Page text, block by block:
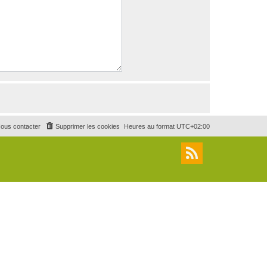
Heures au format UTC+02:00
Supprimer les cookies
contacter